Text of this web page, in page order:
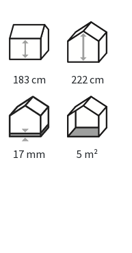
183 cm 222 cm
17 mm 5 m²